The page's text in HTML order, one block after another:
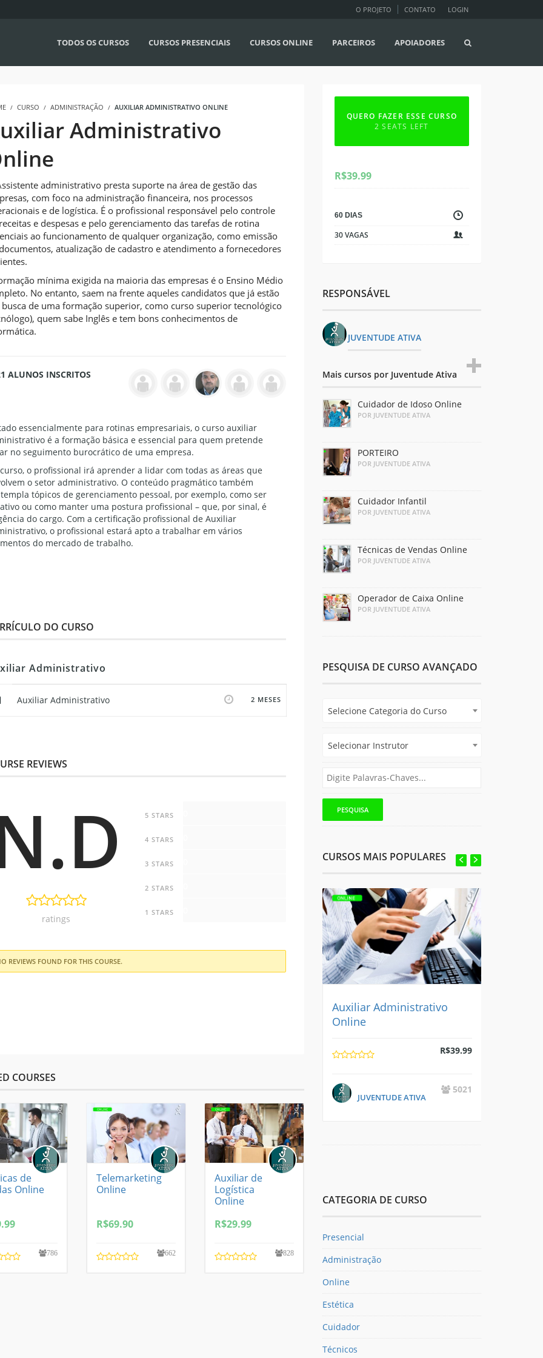
LOGIN
O PROJETO CONTATO
TODOS OS CURSOS CURSOS PRESENCIAIS CURSOS ONLINE PARCEIROS APOIADORES
CURSO ADMINISTRAÇÃO AUXILIAR ADMINISTRATIVO ONLINE
Administrativo
administrativo presta suporte na área de gestão das
com foco na administração financeira, nos processos
e de logística. É o profissional responsável pelo controle
e despesas e pelo gerenciamento das tarefas de rotina
ao funcionamento de qualquer organização, como emissão
atualização de cadastro e atendimento a fornecedores
mínima exigida na maioria das empresas é o Ensino Médio
No entanto, saem na frente aqueles candidatos que já estão
de uma formação superior, como curso superior tecnológico
quem sabe Inglês e tem bons conhecimentos de
ALUNOS INSCRITOS
essencialmente para rotinas empresariais, o curso auxiliar
é a formação básica e essencial para quem pretende
no seguimento burocrático de uma empresa.
o profissional irá aprender a lidar com todas as áreas que
o setor administrativo. O conteúdo pragmático também
tópicos de gerenciamento pessoal, por exemplo, como ser
ou como manter uma postura profissional – que, por sinal, é
do cargo. Com a certificação profissional de Auxiliar
o profissional estará apto a trabalhar em vários
do mercado de trabalho.
DO CURSO
Administrativo
Auxiliar Administrativo 2 MESES
REVIEWS
ratings
5 STARS
4 STARS
3 STARS
2 STARS
1 STARS
REVIEWS FOUND FOR THIS COURSE.
COURSES
de
Online
786
Telemarketing
Online
R$69.90
662
Auxiliar de
Logística
Online
R$29.99
828
QUERO FAZER ESSE CURSO
2 SEATS LEFT
R$39.99
60 DIAS
30 VAGAS
RESPONSÁVEL
JUVENTUDE ATIVA
Mais cursos por Juventude Ativa
Cuidador de Idoso Online
POR JUVENTUDE ATIVA
PORTEIRO
POR JUVENTUDE ATIVA
Cuidador Infantil
POR JUVENTUDE ATIVA
Técnicas de Vendas Online
POR JUVENTUDE ATIVA
Operador de Caixa Online
POR JUVENTUDE ATIVA
PESQUISA DE CURSO AVANÇADO
Selecione Categoria do Curso
Selecionar Instrutor
CURSOS MAIS POPULARES
Auxiliar Administrativo
Online
R$39.99
JUVENTUDE ATIVA
5021
CATEGORIA DE CURSO
Presencial
Administração
Online
Estética
Cuidador
Técnicos